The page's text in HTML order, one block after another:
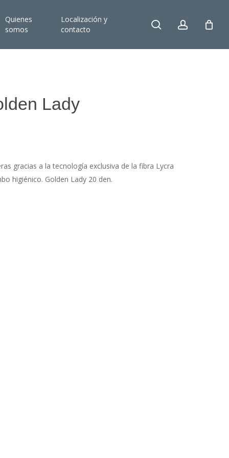
Quienes
somos
Localización y
contacto
search account
Lady
gracias a la tecnología exclusiva de la fibra Lycra
higiénico. Golden Lady 20 den.